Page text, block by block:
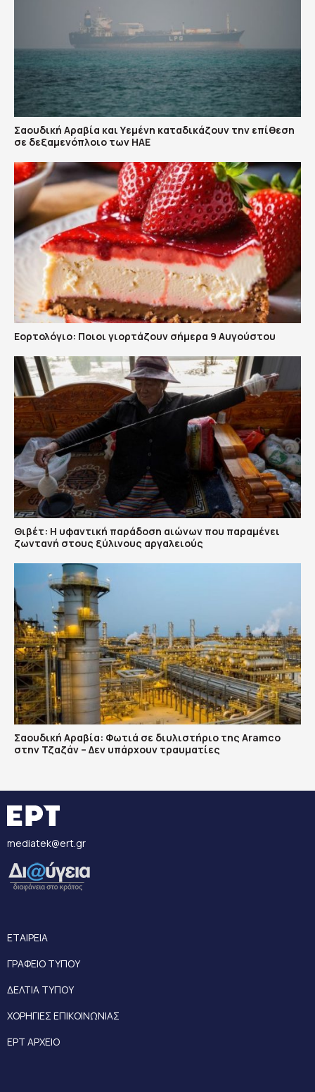
Σαουδική Αραβία και Υεμένη καταδικάζουν την επίθεση
σε δεξαμενόπλοιο των ΗΑΕ
Εορτολόγιο: Ποιοι γιορτάζουν σήμερα 9 Αυγούστου
Θιβέτ: Η υφαντική παράδοση αιώνων που παραμένει
ζωντανή στους ξύλινους αργαλειούς
Σαουδική Αραβία: Φωτιά σε διυλιστήριο της Aramco
στην Τζαζάν – Δεν υπάρχουν τραυματίες
mediatek@ert.gr
ΕΤΑΙΡΕΙΑ
ΓΡΑΦΕΙΟ ΤΥΠΟΥ
ΔΕΛΤΙΑ ΤΥΠΟΥ
ΧΟΡΗΓΙΕΣ ΕΠΙΚΟΙΝΩΝΙΑΣ
ΕΡΤ ΑΡΧΕΙΟ